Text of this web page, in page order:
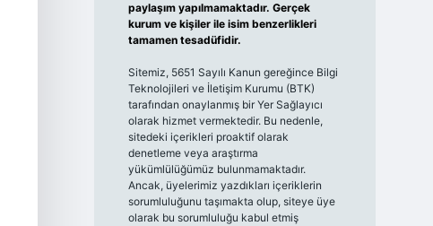
paylaşım yapılmamaktadır. Gerçek
kurum ve kişiler ile isim benzerlikleri
tamamen tesadüfidir.
Sitemiz, 5651 Sayılı Kanun gereğince Bilgi
Teknolojileri ve İletişim Kurumu (BTK)
tarafından onaylanmış bir Yer Sağlayıcı
olarak hizmet vermektedir. Bu nedenle,
sitedeki içerikleri proaktif olarak
denetleme veya araştırma
yükümlülüğümüz bulunmamaktadır.
Ancak, üyelerimiz yazdıkları içeriklerin
sorumluluğunu taşımakta olup, siteye üye
olarak bu sorumluluğu kabul etmiş